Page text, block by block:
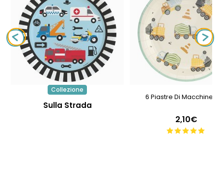
Collezione
Sulla Strada
6 Piastre Di Macchine
2,10€